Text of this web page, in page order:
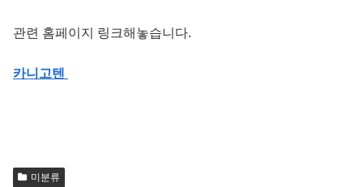
관련 홈페이지 링크해놓습니다.
카니고텐
미분류